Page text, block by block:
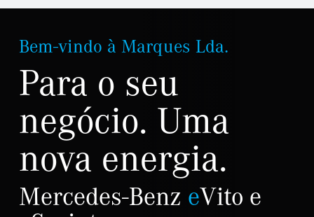
Bem-vindo à Marques Lda.
Para o seu
negócio. Uma
nova energia.
Mercedes-Benz eVito e